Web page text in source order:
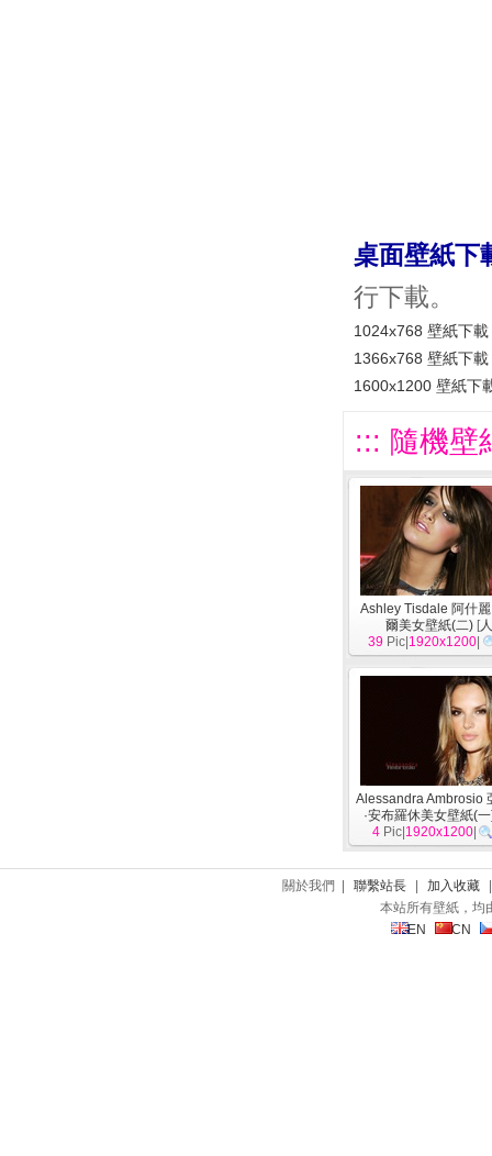
桌面壁紙下
行下載。
1024x768 壁紙下載
1366x768 壁紙下載
1600x1200 壁紙下
::: 隨機壁
Ashley Tisdale 阿什麗
爾美女壁紙(二) [
39 Pic| 1920x1200
Alessandra Ambrosio
·安布羅休美女壁紙(
4 Pic| 1920x1200
關於我們 | 聯繫站長 加入收藏
本站所有壁紙，均
EN
CN